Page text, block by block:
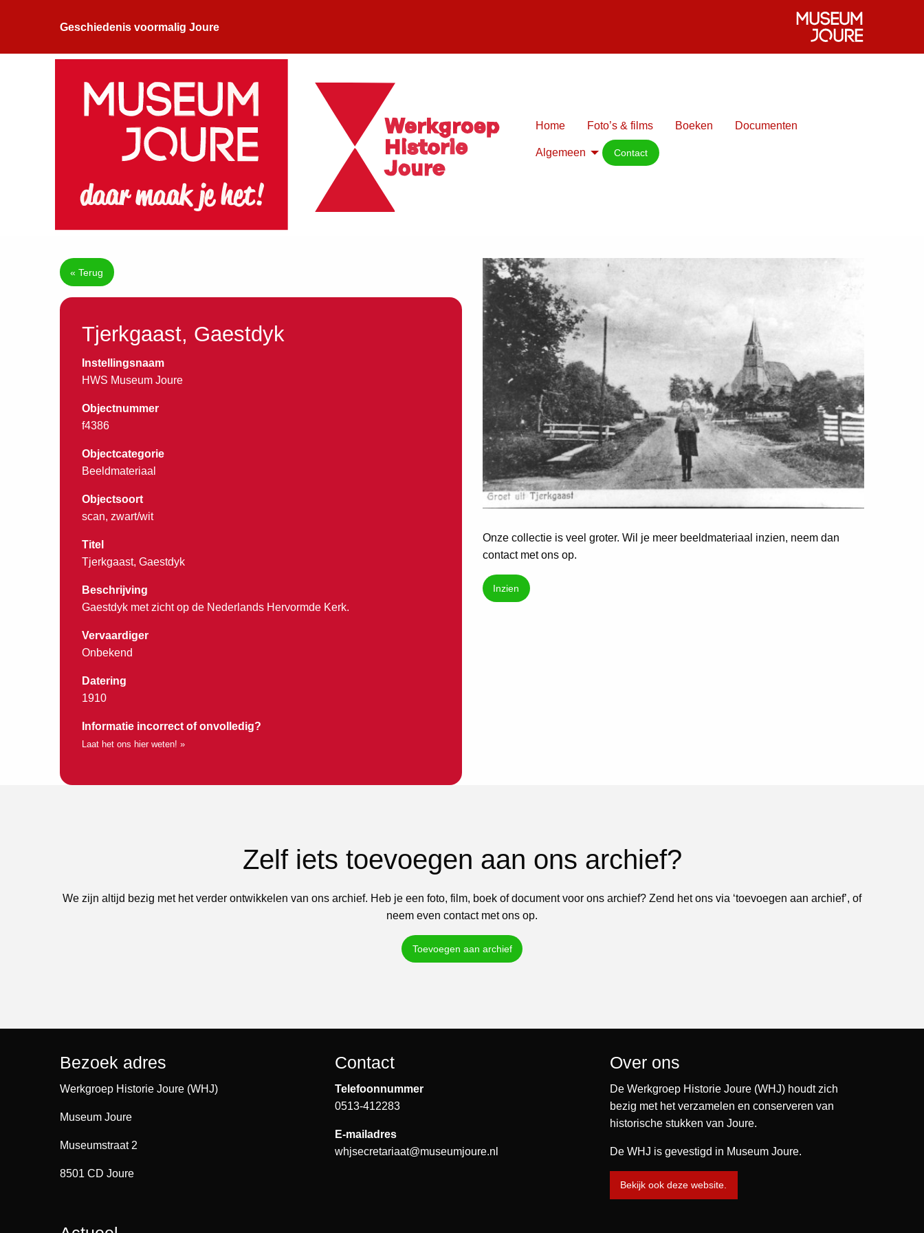
Geschiedenis voormalig Joure
Home Foto’s & films Boeken Documenten
Algemeen Contact
« Terug
Tjerkgaast, Gaestdyk
Instellingsnaam
HWS Museum Joure
Objectnummer
f4386
Objectcategorie
Beeldmateriaal
Objectsoort
scan, zwart/wit
Titel
Tjerkgaast, Gaestdyk
Beschrijving
Gaestdyk met zicht op de Nederlands Hervormde Kerk.
Vervaardiger
Onbekend
Datering
1910
Informatie incorrect of onvolledig?
Laat het ons hier weten! »
Onze collectie is veel groter. Wil je meer beeldmateriaal inzien, neem dan
contact met ons op.
Inzien
Zelf iets toevoegen aan ons archief?
We zijn altijd bezig met het verder ontwikkelen van ons archief. Heb je een foto, film, boek of document voor ons archief? Zend het ons via ‘toevoegen aan archief’, of
neem even contact met ons op.
Toevoegen aan archief
Bezoek adres
Werkgroep Historie Joure (WHJ)
Museum Joure
Museumstraat 2
8501 CD Joure
Contact
Telefoonnummer
0513-412283
E-mailadres
whjsecretariaat@museumjoure.nl
Over ons
De Werkgroep Historie Joure (WHJ) houdt zich
bezig met het verzamelen en conserveren van
historische stukken van Joure.
De WHJ is gevestigd in Museum Joure.
Bekijk ook deze website.